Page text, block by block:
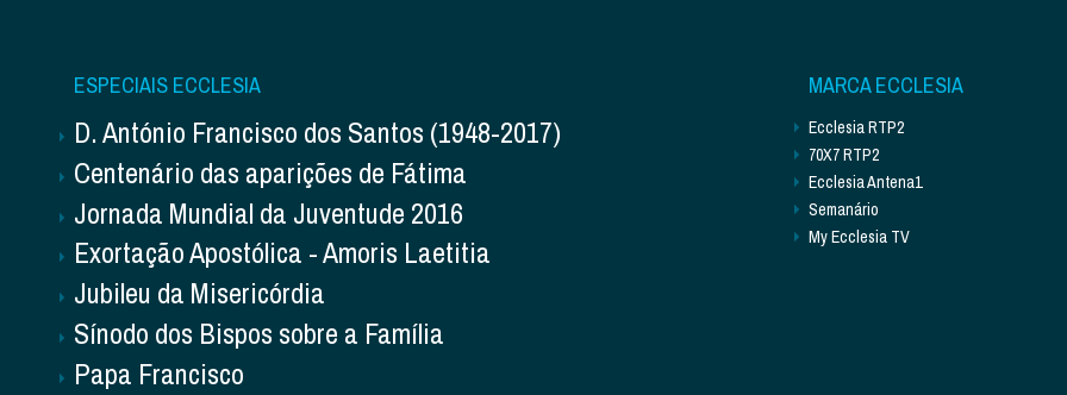
ESPECIAIS ECCLESIA
D. António Francisco dos Santos (1948-2017)
Centenário das aparições de Fátima
Jornada Mundial da Juventude 2016
Exortação Apostólica - Amoris Laetitia
Jubileu da Misericórdia
Sínodo dos Bispos sobre a Família
Papa Francisco
MARCA ECCLESIA
Ecclesia RTP2
70X7 RTP2
Ecclesia Antena1
Semanário
My Ecclesia TV